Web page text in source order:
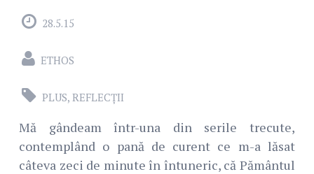
28.5.15
ETHOS
PLUS, REFLECȚII
Mă gândeam într-una din serile trecute,
contemplând o pană de curent ce m-a lăsat
câteva zeci de minute în întuneric, că Pământul